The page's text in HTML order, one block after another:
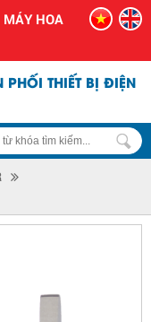
HOA
THIẾT BỊ ĐIỆN